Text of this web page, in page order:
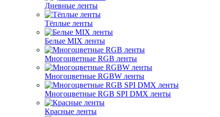
Дневные ленты
Тёплые ленты
Белые MIX ленты
Многоцветные RGB ленты
Многоцветные RGBW ленты
Многоцветные RGB SPI DMX ленты
Красные ленты